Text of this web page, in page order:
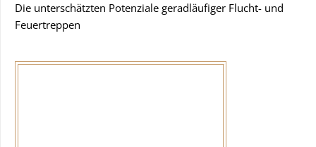
Die unterschätzten Potenziale geradläufiger Flucht- und
Feuertreppen